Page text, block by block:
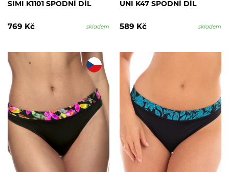
SIMI K1101 SPODNÍ DÍL
769 Kč skladem
UNI K47 SPODNÍ DÍL
589 Kč skladem